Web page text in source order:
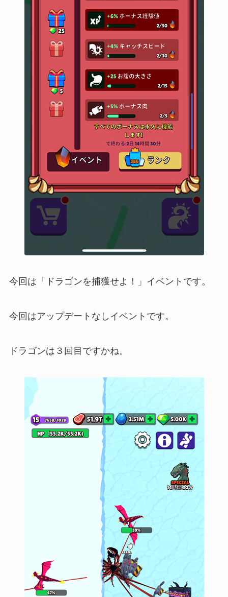
今回は「ドラゴンを捕獲せよ！」イベントです。
今回はアップデートなしイベントです。
ドラゴンは３回目ですかね。